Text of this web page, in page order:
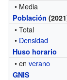
• Media
Población
• Total
• Densidad
Huso horario
• enverano
GNIS